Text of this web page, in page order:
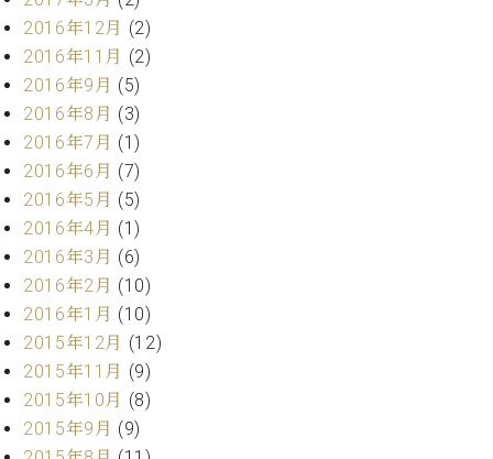
調
律
師
紹
介
律
料
金
表
お
い
合
わ
せ
尾山調律師のブ
ログ Die
Musikgasse（音
2016年12月 (2)
2016年11月 (2)
2016年9月 (5)
2016年8月 (3)
2016年7月 (1)
2016年6月 (7)
2016年5月 (5)
2016年4月 (1)
2016年3月 (6)
2016年2月 (10)
2016年1月 (10)
2015年12月 (12)
2015年11月 (9)
2015年10月 (8)
2015年9月 (9)